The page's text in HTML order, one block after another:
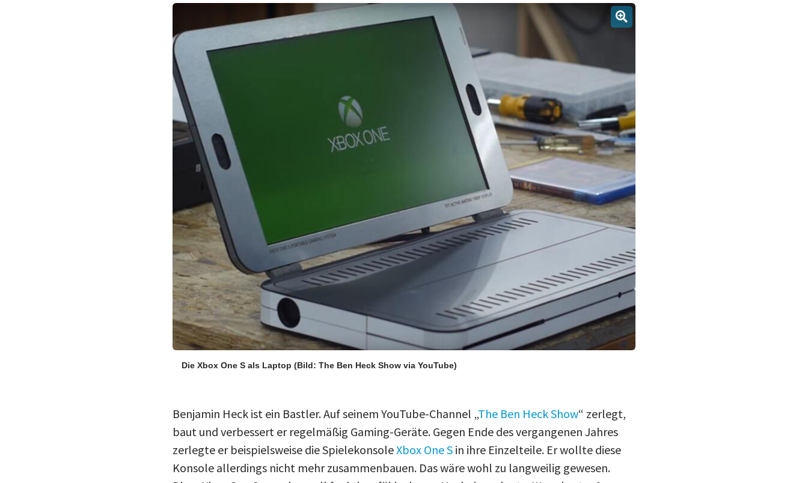
Die Xbox One S als Laptop (Bild: The Ben Heck Show via YouTube)
Benjamin Heck ist ein Bastler. Auf seinem YouTube-Channel „The Ben Heck Show“ zerlegt,
baut und verbessert er regelmäßig Gaming-Geräte. Gegen Ende des vergangenen Jahres
zerlegte er beispielsweise die SpielekonsoleXbox One S in ihre Einzelteile. Er wollte diese
Konsole allerdings nicht mehr zusammenbauen. Das wäre wohl zu langweilig gewesen.